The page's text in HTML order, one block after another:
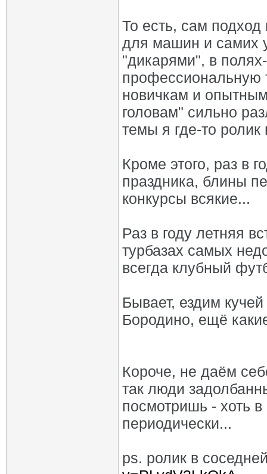
То есть, сам подход
для машин и самих
"дикарями", в
профессиональную
новичкам и
головам" сильно
темы я где-то
Кроме этого, раз в
праздника, блины
конкурсы всякие...
Раз в году летняя
турбазах самых
всегда клубный
Бывает, ездим
Бородино, ещё
Короче, не даём
так люди
посмотришь - хоть
периодически...
ps. ролик в